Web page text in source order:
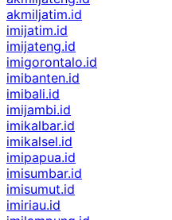
akmiljatim.id
imijatim.id
imijateng.id
imigorontalo.id
imibanten.id
imibali.id
imijambi.id
imikalbar.id
imikalsel.id
imipapua.id
imisumbar.id
imisumut.id
imiriau.id